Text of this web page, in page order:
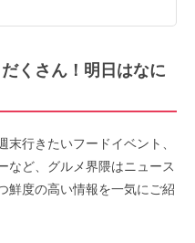
くさん！明日はなに
行きたいフードイベント、
など、グルメ界隈はニュース
鮮度の高い情報を一気にご紹